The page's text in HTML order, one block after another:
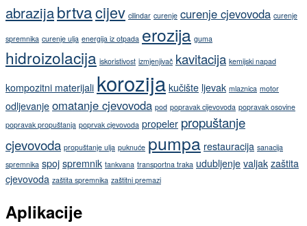
abrazijabrtvacijev cilindar curenje curenje cjevovoda curenje
spremnika curenje ulja energija iz otpada erozija guma
hidroizolacija iskoristivost izmjenjivač kavitacija kemijski napad
kompozitni materijali korozija kučište ljevak mlaznica motor
odljevanje omatanje cjevovoda pod popravak cijevovoda popravak osovine
popravak propuštanja poprvak cjevovoda propeler propuštanje
cjevovoda propuštanje ulja puknuće pumpa restauracija sanacija
spremnika spoj spremnik tankvana transportna traka udubljenje valjak zaštita
cjevovoda zaštita spremnika zaštitni premazi
Aplikacije